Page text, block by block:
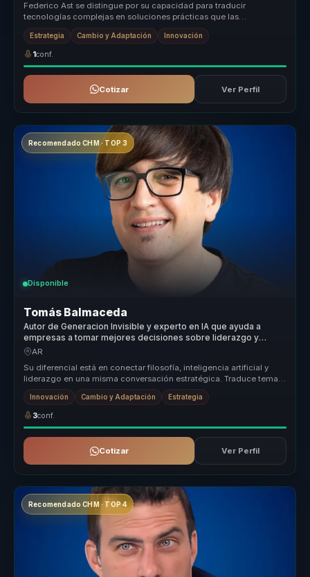
Federico Ast se distingue por su capacidad para traducir
tecnologías complejas en soluciones prácticas que las
organizaciones pueden impl...
Estrategia Cambio y Adaptación Innovación
1conf.
Cotizar Ver Perfil
Recomendado CHM · TOP 3
Disponible
Tomás Balmaceda
Autor de Generacion Invisible y experto en IA que ayuda a
empresas a tomar mejores decisiones sobre liderazgo y
cambio generacional.
AR
Su diferencial está en conectar filosofía, inteligencia artificial y
liderazgo en una misma conversación estratégica. Traduce temas
compl...
Innovación Cambio y Adaptación Estrategia
3conf.
Cotizar Ver Perfil
Recomendado CHM · TOP 4